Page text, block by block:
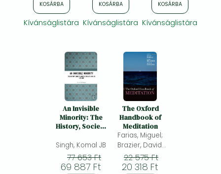
KOSÁRBA
Kívánságlistára
KOSÁRBA
Kívánságlistára
KOSÁRBA
Kívánságlistára
An Invisible
Minority: The
History, Society
Sikhs in Kashmir
Singh, Komal JB
77 653 Ft
69 887 Ft
The Oxford
Handbook of
Meditation
Farias, Miguel;
Brazier, David;
Lalljee, Mansur
22 575 Ft
20 318 Ft